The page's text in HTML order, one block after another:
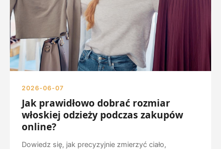
2026-06-07
Jak prawidłowo dobrać rozmiar
włoskiej odzieży podczas zakupów
online?
Dowiedz się, jak precyzyjnie zmierzyć ciało,